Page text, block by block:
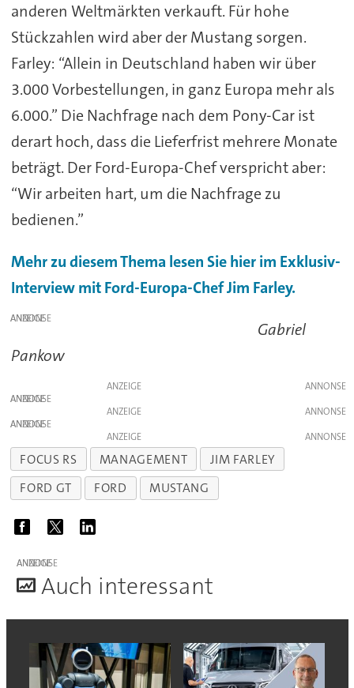
anderen Weltmärkten verkauft. Für hohe
Stückzahlen wird aber der Mustang sorgen.
Farley: “Allein in Deutschland haben wir über
3.000 Vorbestellungen, in ganz Europa mehr als
6.000.” Die Nachfrage nach dem Pony-Car ist
derart hoch, dass die Lieferfrist mehrere Monate
beträgt. Der Ford-Europa-Chef verspricht aber:
“Wir arbeiten hart, um die Nachfrage zu
bedienen.”
Mehr zu diesem Thema lesen Sie hier im Exklusiv-
Interview mit Ford-Europa-Chef Jim Farley.
ANZEIGE
Gabriel
Pankow
ANZEIGE
ANZEIGE
ANZEIGE
ANZEIGE
ANZEIGE
FOCUS RS MANAGEMENT
JIM FARLEY
FORD GT
FORD MUSTANG
ANZEIGE
Auch interessant